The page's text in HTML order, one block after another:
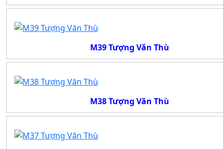
M39 Tượng Văn Thù
M38 Tượng Văn Thù